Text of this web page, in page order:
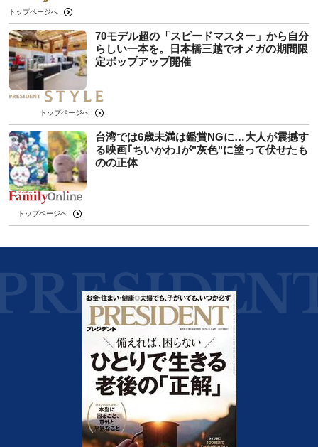
トップページへ
70モデル超の「スピードマスター」から自分
らしい一本を。日本橋三越でオメガの期間限
定ポップアップ開催
トップページへ
台湾では6歳未満は鑑賞NGに…大人が震撼す
る映画｢ちいかわ｣が"灰色"に塗って伏せたも
のの正体
トップページへ